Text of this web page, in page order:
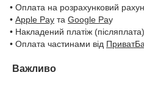
• Оплата на розрахунковий
• Apple Pay та Google Pay
• Накладений платіж (післяплата)
• Оплата частинами від
Важливо